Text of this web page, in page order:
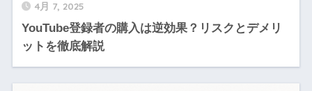
4月 7, 2025
YouTube登録者の購入は逆効果？リスクとデメリ
ットを徹底解説